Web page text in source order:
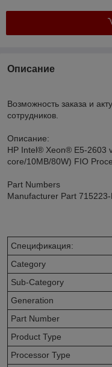
Описание
Возможность заказа и
сотрудников.
Описание:
HP Intel® Xeon® E5-2603
core/10MB/80W) FIO
Part Numbers
Manufacturer Part 715223-
Спецификация:
Category
Sub-Category
Generation
Part Number
Product Type
Processor Type